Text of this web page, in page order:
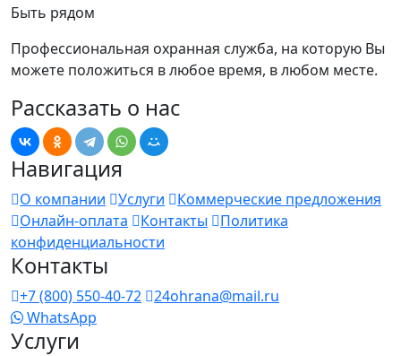
Быть рядом
Профессиональная охранная служба, на которую Вы
можете положиться в любое время, в любом месте.
Рассказать о нас
Навигация
О компании Услуги
Коммерческие предложения
Онлайн-оплата
Контакты
Политика
конфиденциальности
Контакты
+7 (800) 550-40-72
24ohrana@mail.ru
WhatsApp
Услуги